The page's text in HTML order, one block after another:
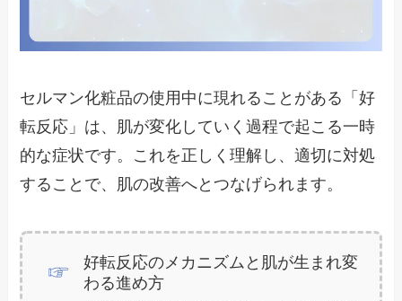
セルマン化粧品の使用中に現れることがある「好
転反応」は、肌が変化していく過程で起こる一時
的な症状です。これを正しく理解し、適切に対処
することで、肌の改善へとつなげられます。
好転反応のメカニズムと肌が生まれ変
わる進め方